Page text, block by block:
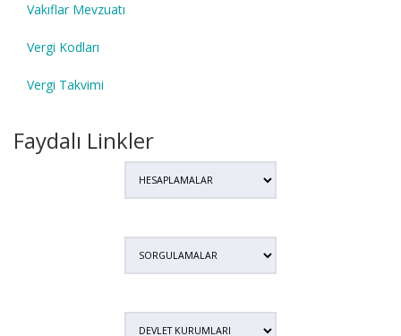
Vakıflar Mevzuatı
Vergi Kodları
Vergi Takvimi
Faydalı Linkler